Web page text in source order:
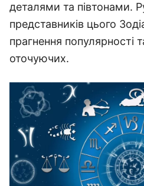
деталями та півтонами.
представників цього
прагнення
оточуючих.